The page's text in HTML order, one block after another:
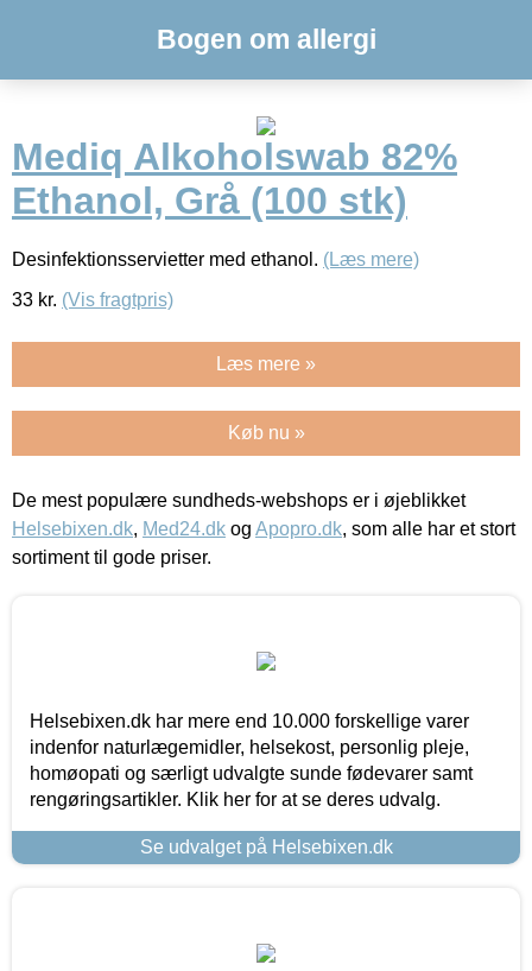
Bogen om allergi
Mediq Alkoholswab 82%
Ethanol, Grå (100 stk)
Desinfektionsservietter med ethanol. (Læs mere)
33 kr. (Vis fragtpris)
Læs mere »
Køb nu »
De mest populære sundheds-webshops er i øjeblikket
Helsebixen.dk, Med24.dk og Apopro.dk, som alle har et stort
sortiment til gode priser.
Helsebixen.dk har mere end 10.000 forskellige varer
indenfor naturlægemidler, helsekost, personlig pleje,
homøopati og særligt udvalgte sunde fødevarer samt
rengøringsartikler. Klik her for at se deres udvalg.
Se udvalget på Helsebixen.dk